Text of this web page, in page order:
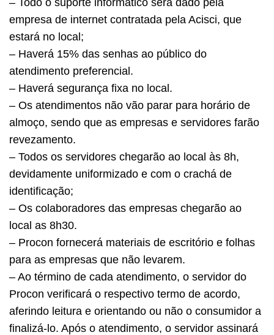
empresa de internet contratada pela Acisci, que
estará no local;
– Haverá 15% das senhas ao público do
atendimento preferencial.
– Haverá segurança fixa no local.
– Os atendimentos não vão parar para horário de
almoço, sendo que as empresas e servidores farão
revezamento.
– Todos os servidores chegarão ao local às 8h,
devidamente uniformizado e com o crachá de
identificação;
– Os colaboradores das empresas chegarão ao
local as 8h30.
– Procon fornecerá materiais de escritório e folhas
para as empresas que não levarem.
– Ao término de cada atendimento, o servidor do
Procon verificará o respectivo termo de acordo,
aferindo leitura e orientando ou não o consumidor a
finalizá-lo. Após o atendimento, o servidor assinará